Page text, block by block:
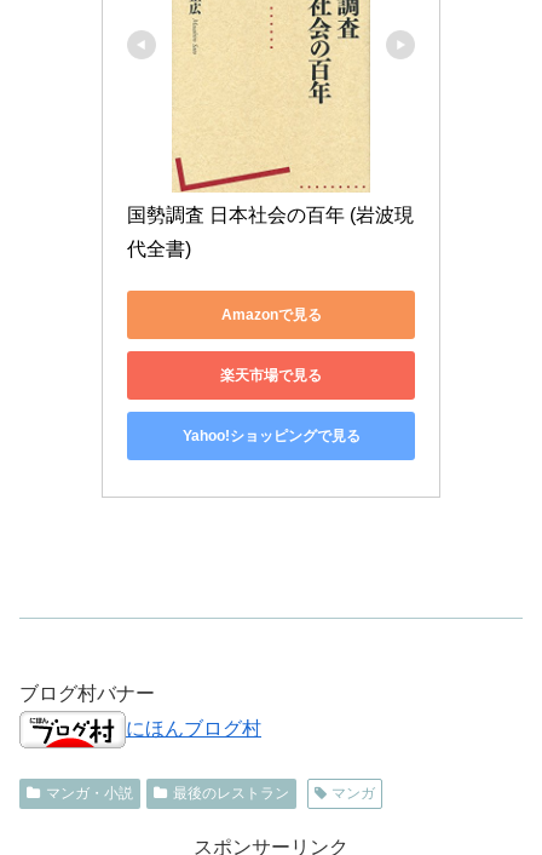
国勢調査 日本社会の百年 (岩波現
代全書)
Amazonで見る
楽天市場で見る
Yahoo!ショッピングで見る
ブログ村バナー
にほんブログ村
マンガ・小説 最後のレストラン マンガ
スポンサーリンク